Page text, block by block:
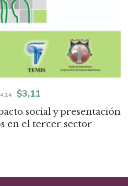
social y presentación
en el tercer sector
4,14
El
precio
original
$3,11El
precio
actual